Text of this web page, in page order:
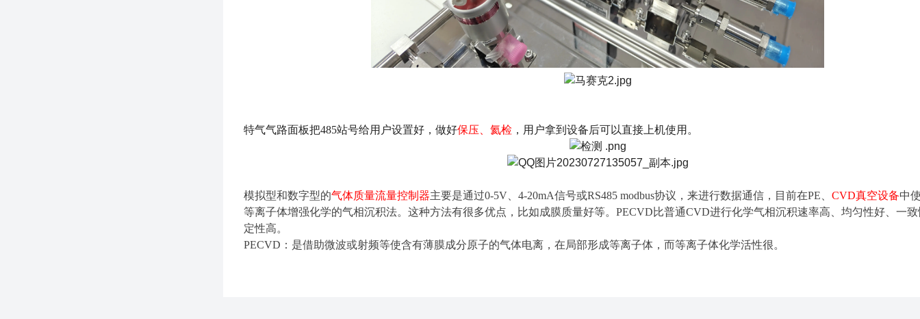
特气气路面板把485站号给用户设置好，做好保压、氦检 ，用户拿到设备后可以直接上机使用。
模拟型和数字型的气体质量流量控制器主要是通过0-5V、4-20mA信号或RS485 modbus协议，来进行数据通信，目前在PE、 CVD真空设备中
等离子体增强化学的气相沉积法。这种方法有很多优点，比如成膜质量好等。PECVD比普通CVD进行化学气相沉积速率高、均匀性好、一
定性高。
PECVD：是借助微波或射频等使含有薄膜成分原子的气体电离，在局部形成等离子体，而等离子体化学活性很。